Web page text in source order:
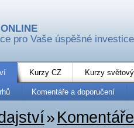
pro Vaše úspěšné investice
Kurzy CZ Kurzy
Komentáře a doporučení
»